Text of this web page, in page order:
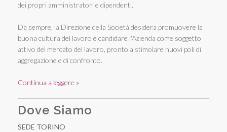
dei propri amministratori e dipendenti.
Da sempre, la Direzione della Società desidera promuovere la
buona cultura del lavoro e candidare l'Azienda come soggetto
attivo del mercato del lavoro, pronto a stimolare nuovi poli di
aggregazione e di confronto.
Continua a leggere »
Dove Siamo
SEDE TORINO